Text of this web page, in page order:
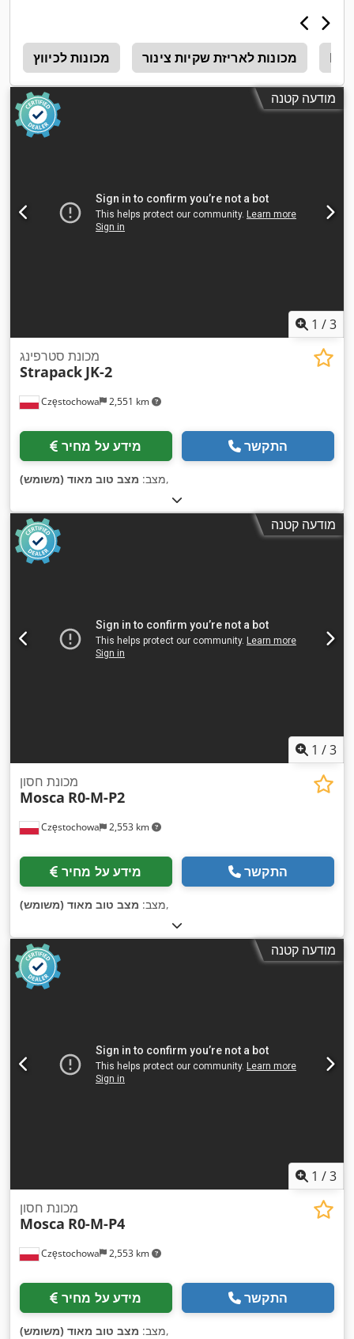
מכונות לכיווץ מכונות לאריזת שקיות צינור
מודעה קטנה
1 /3
Częstochowa 2,551 km
מכונת סטרפינג
Strapack JK-2
מידע על מחיר התקשר
מצב: מצב טוב מאוד (משומש) ,
מודעה קטנה
1 /3
Częstochowa 2,553 km
מכונת חסון
Mosca R0-M-P2
מידע על מחיר התקשר
מצב: מצב טוב מאוד (משומש) ,
מודעה קטנה
1 /3
Częstochowa 2,553 km
מכונת חסון
Mosca R0-M-P4
מידע על מחיר התקשר
מצב: מצב טוב מאוד (משומש) ,